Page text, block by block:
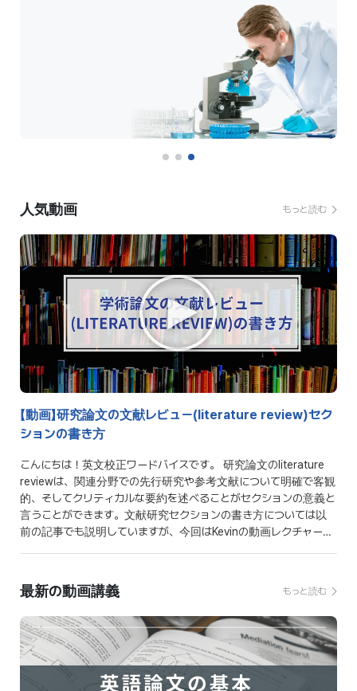
人気動画 もっと読む
【動画】研究論文の文献レビュー(literature review)セク
ションの書き方
こんにちは！英文校正ワードバイスです。 研究論文のliterature
reviewは、関連分野での先行研究や参考文献について明確で客観
的、そしてクリティカルな要約を述べることがセクションの意義と
言うことができます。文献研究セクションの書き方については以
前の記事でも説明していますが、今回はKevinの動画レクチャーと
最新の動画講義 もっと読む